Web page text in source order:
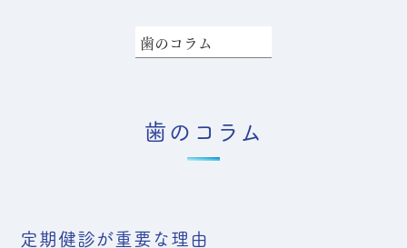
歯のコラム
定期健診が重要な理由